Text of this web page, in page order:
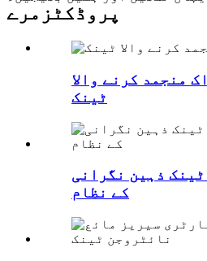
پروڈکٹزمرے
منجمد کرنے والا
ٹینک
ذہین نگرانی
کے نظام